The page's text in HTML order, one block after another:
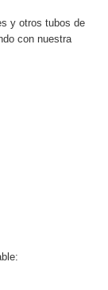
y otros tubos de
con nuestra